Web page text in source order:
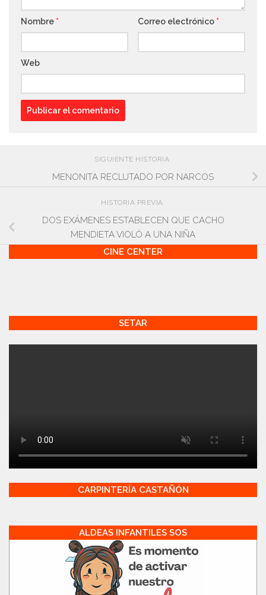
Nombre * Correo electrónico *
Web
SIGUIENTE HISTORIA
MENONITA RECLUTADO POR NARCOS
HISTORIA PREVIA
DOS EXÁMENES ESTABLECEN QUE CACHO
MENDIETA VIOLÓ A UNA NIÑA
CINE CENTER
SETAR
CARPINTERÍA CASTAÑÓN
ALDEAS INFANTILES SOS